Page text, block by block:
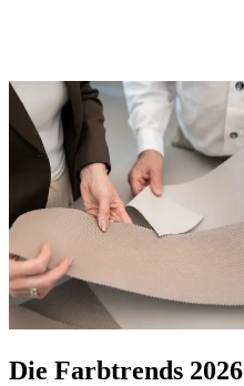
Die Farbtrends 2026